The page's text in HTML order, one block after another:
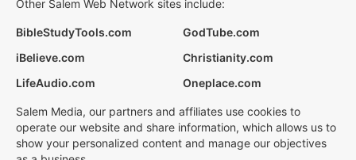
Other Salem Web Network sites include:
BibleStudyTools.com
GodTube.com
iBelieve.com
Christianity.com
LifeAudio.com
Oneplace.com
Salem Media, our partners and affiliates use cookies to
operate our website and share information, which allows us to
show your personalized content and manage our objectives